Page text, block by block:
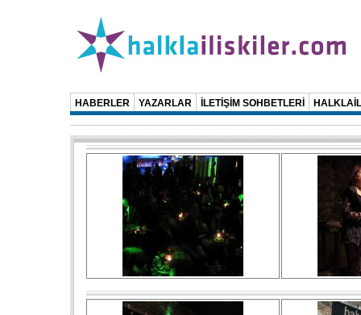
HABERLER YAZARLAR İLETİŞİM SOHBETLERİ